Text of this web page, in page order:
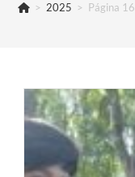
> 2025 > Página 16